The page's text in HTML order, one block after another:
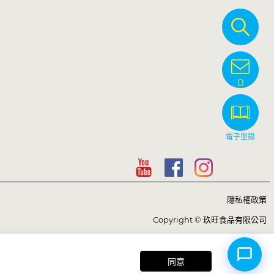
0
電子型錄
隱私權政策
Copyright © 玖旺食品有限公司
同意
Hi, may I help you? 😊